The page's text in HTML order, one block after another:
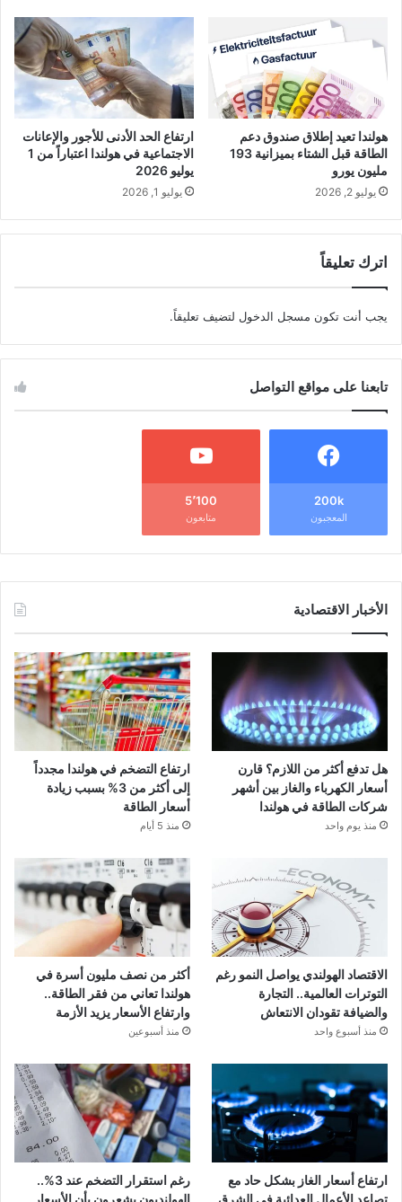
هولندا تعيد إطلاق صندوق دعم
الطاقة قبل الشتاء بميزانية 193
مليون يورو
يوليو 2, 2026
ارتفاع الحد الأدنى للأجور والإعانات
الاجتماعية في هولندا اعتباراً من 1
يوليو 2026
يوليو 1, 2026
اترك تعليقاً
يجب أنت تكون مسجل الدخول لتضيف تعليقاً.
تابعنا على مواقع التواصل
200k
المعجبون
5٬100
متابعون
الأخبار الاقتصادية
هل تدفع أكثر من اللازم؟ قارن
أسعار الكهرباء والغاز بين أشهر
شركات الطاقة في هولندا
منذ يوم واحد
ارتفاع التضخم في هولندا مجدداً
إلى أكثر من 3% بسبب زيادة
أسعار الطاقة
منذ 5 أيام
الاقتصاد الهولندي يواصل النمو رغم
التوترات العالمية.. التجارة
والضيافة تقودان الانتعاش
منذ أسبوع واحد
أكثر من نصف مليون أسرة في
هولندا تعاني من فقر الطاقة..
وارتفاع الأسعار يزيد الأزمة
منذ أسبوعين
ارتفاع أسعار الغاز بشكل حاد مع
رغم استقرار التضخم عند 3%..